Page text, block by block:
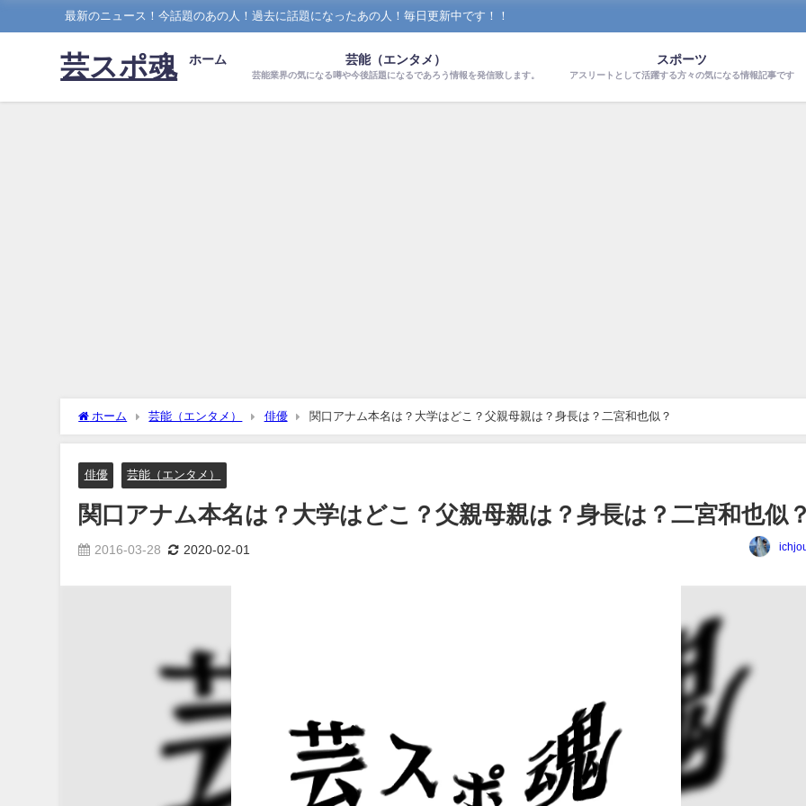
最新のニュース！今話題のあの人！過去に話題になったあの人！毎日更新中です！！
芸スポ魂 ホーム 芸能（エンタメ）
芸能業界の気になる噂や今後話題になるであろう情報を発信致します。
スポーツ
アスリートとして活躍する方々の気になる情報記事です
ホーム 芸能（エンタメ） 俳優 関口アナム本名は？大学はどこ？父親母親は？身長は？二宮和也似？
俳優 芸能（エンタメ）
関口アナム本名は？大学はどこ？父親母親は？身長は？二宮和也似？
2016-03-28 2020-02-01